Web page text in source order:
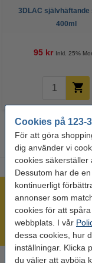
Cookies på 123-
För att göra
dig använder vi
cookies säkerställer
Dessutom har de
kontinuerligt
annonser som
cookies för att
webbplats. I vår
dessa cookies, hur
inställningar. Klicka
du väljer att avböja
3DLAC självhäftande
400ml
95 kr Inkl. 25%
Vi lagerhåller ett
Beställ innan
Alltid låga priser!